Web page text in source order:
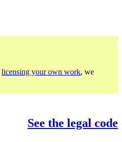
licensing your own work, we
See the legal code